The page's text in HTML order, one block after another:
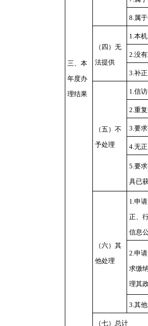
三、本
年度办
理结果
8.属
（四）无
法提供
1.本
2.没
3.补
（五）不
予处理
1.信
2.重
3.要
4.无
5.要
具已
（六）其
他处理
1.申
正、
信息
2.申
求缴
理其
3.其他
（七）总计